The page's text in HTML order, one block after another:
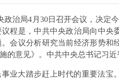
政治局4月30日召开会议，决定
程是，中共中央政治局向中央
会议分析研究当前经济形势和
的意见》。中共中央总书记习近
业大踏步赶上时代的重要法宝